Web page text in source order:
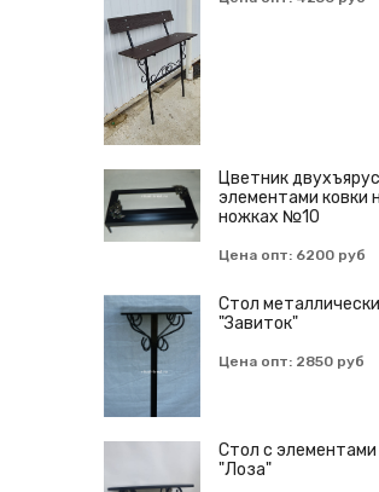
Цветник
элементами ковки
ножках №10
Цена опт: 6200 руб
Cтол
"Завиток"
Цена опт: 2850 руб
Стол с элементами
"Лоза"